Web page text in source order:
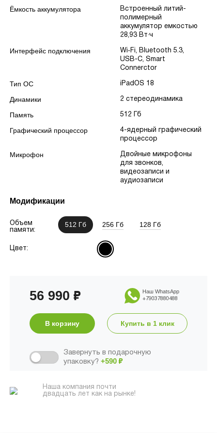
Ёмкость аккумулятора
Встроенный литий-
полимерный
аккумулятор емкостью
28,93 Вт·ч
Интерфейс подключения
Wi‑Fi, Bluetooth 5.3,
USB-C, Smart
Connerctor
Тип ОС iPadOS 18
Динамики 2 стереодинамика
Память 512 Гб
Графический процессор
4-ядерный графический
процессор
Микрофон
Двойные микрофоны
для звонков,
видеозаписи и
аудиозаписи
Модификации
Объем
памяти:
512 Гб 256 Гб 128 Гб
Цвет:
56 990 ₽ Наш WhatsApp
+79037880488
В корзину Купить в 1 клик
Завернуть в подарочную
упаковку? +590 ₽
Наша компания почти
двадцать лет как на рынке!